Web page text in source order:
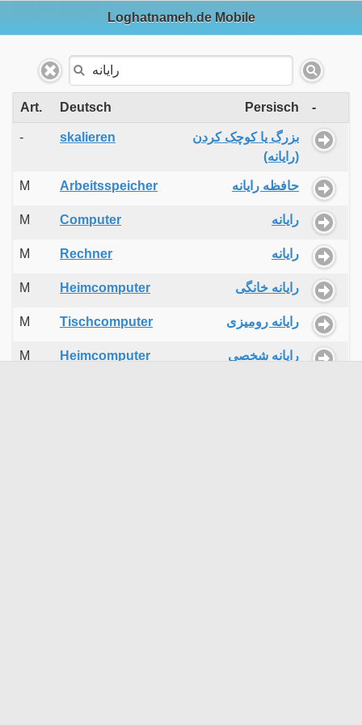
Loghatnameh.de Mobile
Art. Deutsch Persisch -
- skalieren
بزرگ یا کوچک کردن
(رایانه)
M Arbeitsspeicher حافظه رایانه
M Computer رایانه
M Rechner رایانه
M Heimcomputer رایانه خانگی
M Tischcomputer رایانه رومیزی
M Heimcomputer رایانه شخصی